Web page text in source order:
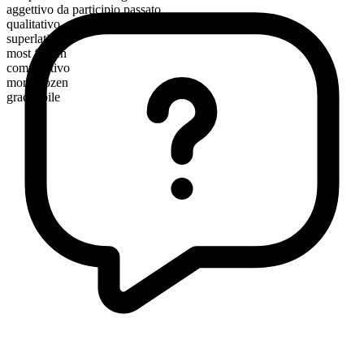
aggettivo da participio passato
qualitativo
superlativo
most frozen
comparativo
more frozen
graduabile